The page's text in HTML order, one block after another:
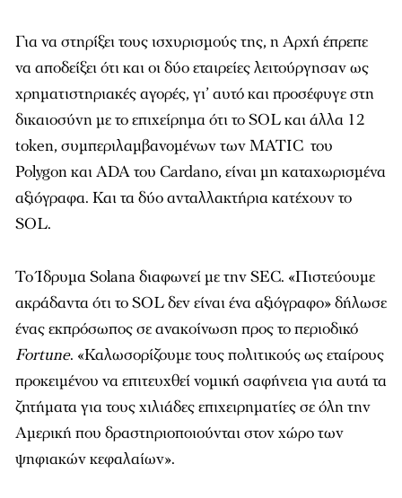
Για να στηρίξει τους ισχυρισμούς της, η Αρχή έπρεπε
να αποδείξει ότι και οι δύο εταιρείες λειτούργησαν ως
χρηματιστηριακές αγορές, γι’ αυτό και προσέφυγε στη
δικαιοσύνη με το επιχείρημα ότι το SOL και άλλα 12
token, συμπεριλαμβανομένων των MATIC του
Polygon και ADA του Cardano, είναι μη καταχωρισμένα
αξιόγραφα. Και τα δύο ανταλλακτήρια κατέχουν το
SOL.
Το Ίδρυμα Solana διαφωνεί με την SEC. «Πιστεύουμε
ακράδαντα ότι το SOL δεν είναι ένα αξιόγραφο» δήλωσε
ένας εκπρόσωπος σε ανακοίνωση προς το περιοδικό
Fortune. «Καλωσορίζουμε τους πολιτικούς ως εταίρους
προκειμένου να επιτευχθεί νομική σαφήνεια για αυτά τα
ζητήματα για τους χιλιάδες επιχειρηματίες σε όλη την
Αμερική που δραστηριοποιούνται στον χώρο των
ψηφιακών κεφαλαίων».